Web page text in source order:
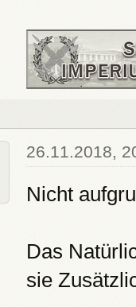
26.11.2018,
Nicht
Das
sie